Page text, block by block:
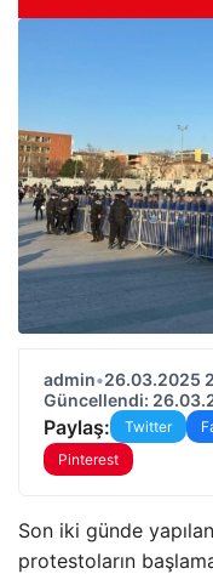
admin•26.03.2025
Güncellendi:
Paylaş: Twitter
Pinterest
Son iki günde
protestoların